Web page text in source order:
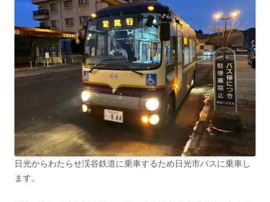
日光からわたらせ渓谷鉄道に乗車するため日光市バスに乗車し
ます。